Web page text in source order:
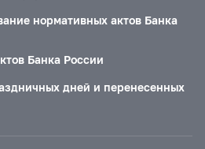
нормативных актов Банка
Банка России
дней и перенесенных